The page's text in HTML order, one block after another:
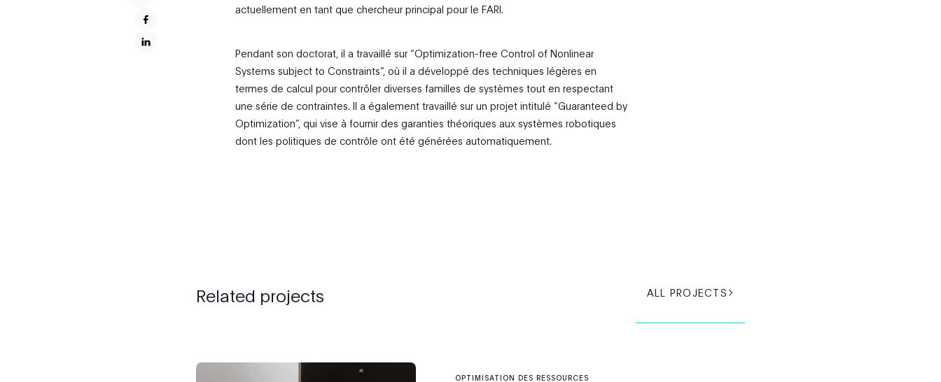
actuellement en tant que chercheur principal pour le FARI.
Pendant son doctorat, il a travaillé sur “Optimization-free Control of Nonlinear
Systems subject to Constraints”, où il a développé des techniques légères en
termes de calcul pour contrôler diverses familles de systèmes tout en respectant
une série de contraintes. Il a également travaillé sur un projet intitulé “Guaranteed by
Optimization”, qui vise à fournir des garanties théoriques aux systèmes robotiques
dont les politiques de contrôle ont été générées automatiquement.
Related projects ALL PROJECTS
OPTIMISATION DES RESSOURCES